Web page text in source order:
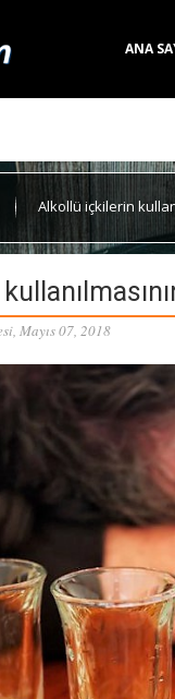
ANA
Alkollü içkilerin
Mayıs 07, 2018